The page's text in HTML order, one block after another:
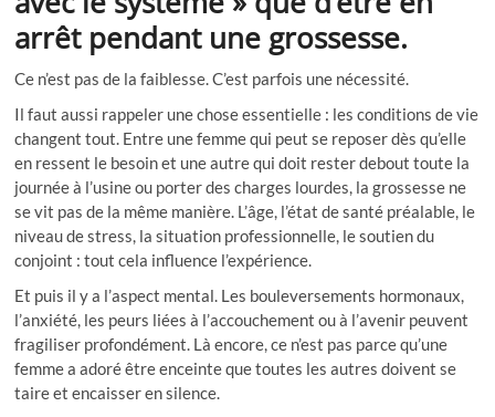
arrêt pendant une grossesse.
Ce n’est pas de la faiblesse. C’est parfois une nécessité.
Il faut aussi rappeler une chose essentielle : les conditions de vie
changent tout. Entre une femme qui peut se reposer dès qu’elle
en ressent le besoin et une autre qui doit rester debout toute la
journée à l’usine ou porter des charges lourdes, la grossesse ne
se vit pas de la même manière. L’âge, l’état de santé préalable, le
niveau de stress, la situation professionnelle, le soutien du
conjoint : tout cela influence l’expérience.
Et puis il y a l’aspect mental. Les bouleversements hormonaux,
l’anxiété, les peurs liées à l’accouchement ou à l’avenir peuvent
fragiliser profondément. Là encore, ce n’est pas parce qu’une
femme a adoré être enceinte que toutes les autres doivent se
taire et encaisser en silence.